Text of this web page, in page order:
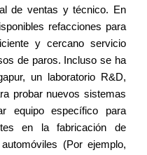
de ventas y técnico. En
refacciones para
y cercano servicio
de paros. Incluso se ha
un laboratorio R&D,
probar nuevos sistemas
equipo específico para
en la fabricación de
(Por ejemplo,